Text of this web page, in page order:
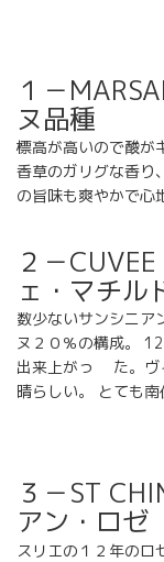
１－
ヌ品種
標高が高いので酸が
香草のガリグな香り
の旨味も爽やかで心
２－
ェ・マチ
数少ないサンシニア
ヌ２０％の構成。
出来上がっ た。ヴ
晴らしい。 とても南
３－ST
アン・ロゼ
スリエの１２年のロ